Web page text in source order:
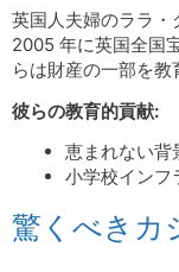
英国人夫婦のララ・
2005 年に英国全国
らは財産の一部を教
彼らの教育的貢献:
恵まれない背
小学校インフ
驚くべきカ